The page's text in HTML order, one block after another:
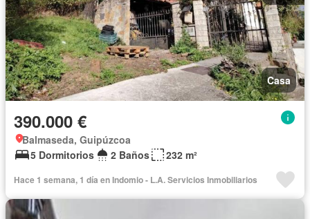
Casa
390.000 €
Balmaseda, Guipúzcoa
5 Dormitorios
2 Baños 232 m²
Hace 1 semana, 1 día en Indomio - L.A. Servicios Inmobiliarios